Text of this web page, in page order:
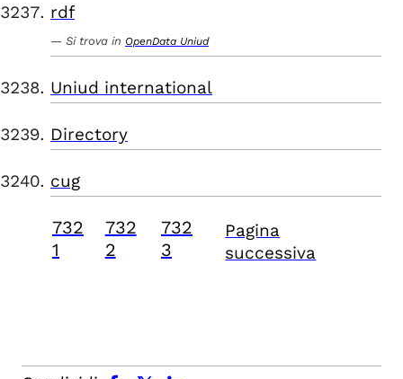
rdf
Si trova in OpenData Uniud
Uniud international
Directory
cug
732
1
732
2
732
3
Pagina
successiva
facebook x.com linkedin